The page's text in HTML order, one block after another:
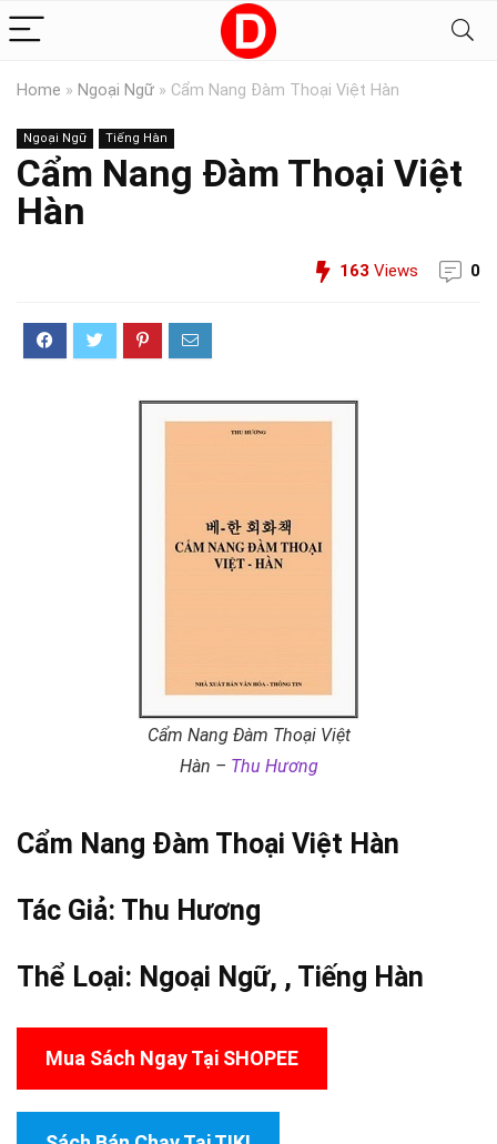
Home » Ngoại Ngữ » Cẩm Nang Đàm Thoại Việt Hàn
Ngoại Ngữ Tiếng Hàn
Cẩm Nang Đàm Thoại Việt
Hàn
163 Views 0
Cẩm Nang Đàm Thoại Việt
Hàn – Thu Hương
Cẩm Nang Đàm Thoại Việt Hàn
Tác Giả: Thu Hương
Thể Loại: Ngoại Ngữ, , Tiếng Hàn
Mua Sách Ngay Tại SHOPEE